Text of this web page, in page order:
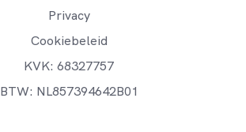
Privacy
Cookiebeleid
KVK: 68327757
BTW: NL857394642B01